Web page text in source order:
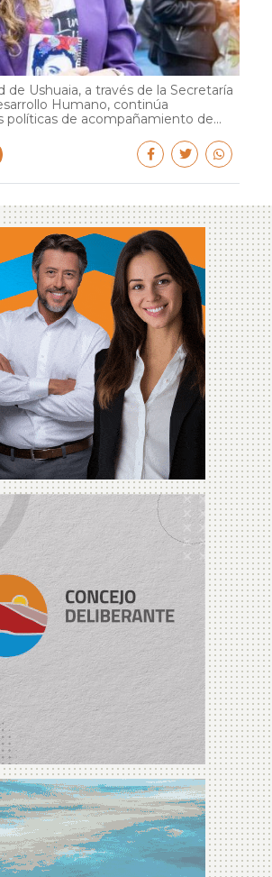
de Ushuaia, a través de la Secretaría
Humano, continúa
políticas de acompañamiento de...